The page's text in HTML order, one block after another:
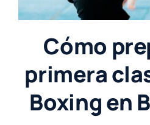
Cómo
primera
Boxing en